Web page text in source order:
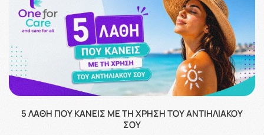
5 ΛΆΘΗ ΠΟΥ ΚΆΝΕΙΣ ΜΕ ΤΗ ΧΡΉΣΗ ΤΟΥ ΑΝΤΙΗΛΙΑΚΟΎ
ΣΟΥ